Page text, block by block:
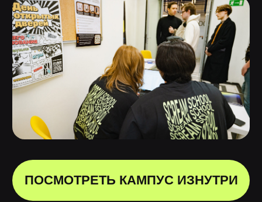
Способы оплаты и правила возврата
денежных средств
Лицензия на осуществление
образовательной деятельности АНО ВО
«Универсальный Университет»